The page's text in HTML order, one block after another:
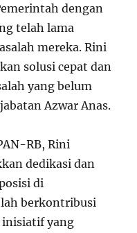
dengan
telah lama
mereka. Rini
solusi cepat dan
yang belum
Azwar Anas.
RB, Rini
dedikasi dan
di
berkontribusi
inisiatif yang